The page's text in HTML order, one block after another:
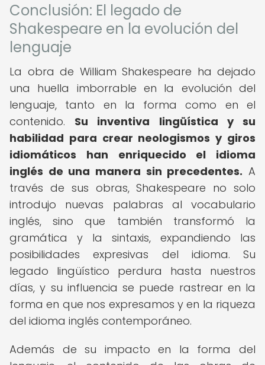
Conclusión: El legado de
Shakespeare en la evolución del
lenguaje
La obra de William Shakespeare ha dejado
una huella imborrable en la evolución del
lenguaje, tanto en la forma como en el
contenido. Su inventiva lingüística y su
habilidad para crear neologismos y giros
idiomáticos han enriquecido el idioma
inglés de una manera sin precedentes. A
través de sus obras, Shakespeare no solo
introdujo nuevas palabras al vocabulario
inglés, sino que también transformó la
gramática y la sintaxis, expandiendo las
posibilidades expresivas del idioma. Su
legado lingüístico perdura hasta nuestros
días, y su influencia se puede rastrear en la
forma en que nos expresamos y en la riqueza
del idioma inglés contemporáneo.
Además de su impacto en la forma del